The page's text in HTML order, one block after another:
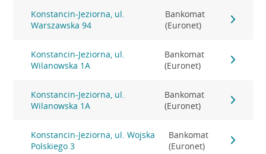
Konstancin-Jeziorna, ul.
Warszawska 94
Bankomat
(Euronet)
Konstancin-Jeziorna, ul.
Wilanowska 1A
Bankomat
(Euronet)
Konstancin-Jeziorna, ul.
Wilanowska 1A
Bankomat
(Euronet)
Konstancin-Jeziorna, ul. Wojska
Polskiego 3
Bankomat
(Euronet)